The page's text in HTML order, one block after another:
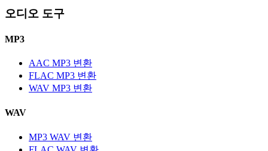
오디오 도구
MP3
AAC MP3 변환
FLAC MP3 변환
WAV MP3 변환
WAV
MP3 WAV 변환